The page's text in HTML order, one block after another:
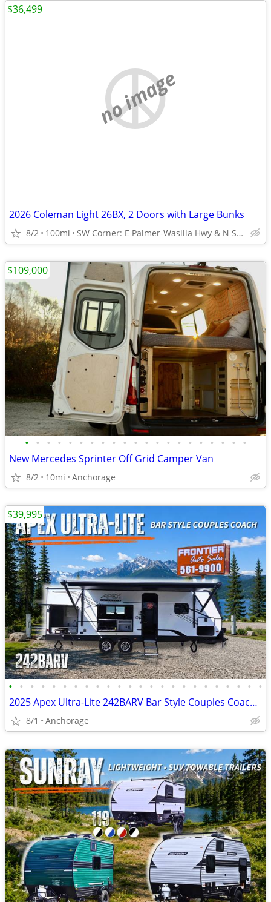
no image
2026 Coleman Light 26BX, 2 Doors with Large Bunks
8/2 100mi SW Corner: E Palmer-Wasilla Hwy & N Seward Meridian Pkwy
$36,499
• • • • • • • • • • • • • • • • • • • • •
New Mercedes Sprinter Off Grid Camper Van
8/2 10mi Anchorage
$109,000
• • • • • • • • • • • • • • • • • • • • • • • •
2025 Apex Ultra-Lite 242BARV Bar Style Couples Coach Travel Trailer
8/1 Anchorage
$39,995